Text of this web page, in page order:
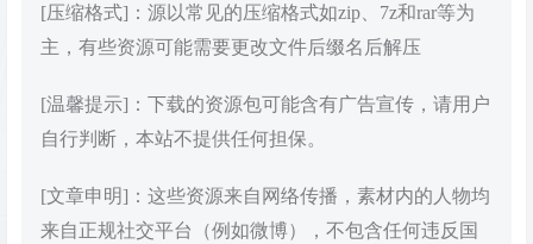
[压缩格式]：源以常见的压缩格式如zip、7z和rar等为
主，有些资源可能需要更改文件后缀名后解压
[温馨提示]：下载的资源包可能含有广告宣传，请用户
自行判断，本站不提供任何担保。
[文章申明]：这些资源来自网络传播，素材内的人物均
来自正规社交平台（例如微博），不包含任何违反国